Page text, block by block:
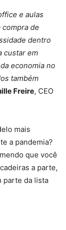
e aulas
de
dentro
custar em
economia no
também
Freire, CEO
mais
a pandemia?
que você
a parte,
parte da lista